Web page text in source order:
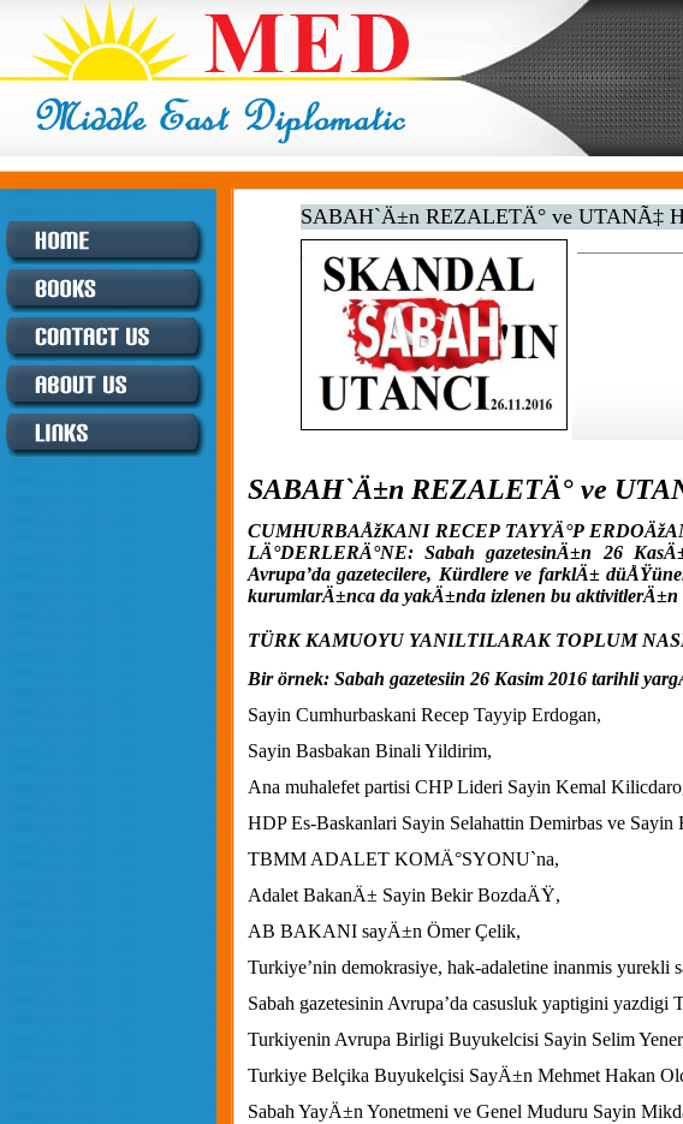
SABAH`Ä±n REZALETÄ° ve UTANÃ‡
SABAH`Ä±n REZALETÄ° ve
CUMHURBAÅžKANI RECEP TAYYÄ°P
LÄ°DERLERÄ°NE: Sabah gazetesinÄ±n 26
Avrupa’da gazetecilere, Kürdlere ve farklÄ±
kurumlarÄ±nca da yakÄ±nda izlenen bu aktivitlerÄ±n
TÜRK KAMUOYU YANILTILARAK TOPLUM
Bir örnek: Sabah gazetesiin 26 Kasim 2016 tarihli
Sayin Cumhurbaskani Recep Tayyip Erdogan,
Sayin Basbakan Binali Yildirim,
Ana muhalefet partisi CHP Lideri Sayin Kemal
HDP Es-Baskanlari Sayin Selahattin Demirbas ve Sayin
TBMM ADALET KOMÄ°SYONU`na,
Adalet BakanÄ± Sayin Bekir BozdaÄŸ,
AB BAKANI sayÄ±n Ömer Çelik,
Turkiye’nin demokrasiye, hak-adaletine inanmis yurekli
Sabah gazetesinin Avrupa’da casusluk yaptigini
Turkiyenin Avrupa Birligi Buyukelcisi Sayin Selim
Turkiye Belçika Buyukelçisi SayÄ±n Mehmet Hakan
Sabah YayÄ±n Yonetmeni ve Genel Muduru Sayin